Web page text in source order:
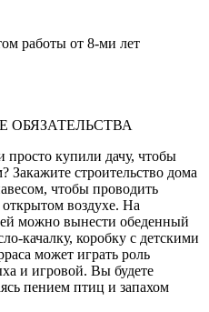
работы от 8-ми лет
ОБЯЗАТЕЛЬСТВА
просто купили дачу, чтобы
строительство дома
чтобы проводить
воздухе. На
можно вынести обеденный
качалку, коробку с детскими
может играть роль
и игровой. Вы будете
пением птиц и запахом